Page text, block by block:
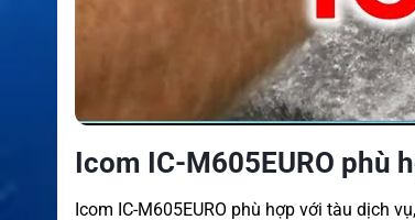
Icom IC-M605EURO phù
Icom IC-M605EURO phù hợp với tàu dịch